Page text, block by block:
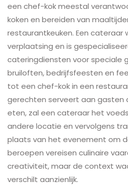
een chef-kok meestal
koken en bereiden van
restaurantkeuken. Een cateraar
verplaatsing en is
cateringdiensten voor speciale
bruiloften, bedrijfsfeesten en
tot een chef-kok in een
gerechten serveert aan gasten
eten, zal een cateraar het
andere locatie en vervolgens
plaats van het evenement om
beroepen vereisen culinaire
creativiteit, maar de context
verschilt aanzienlijk.